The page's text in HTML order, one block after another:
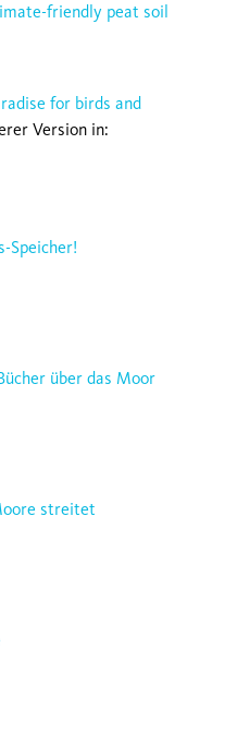
friendly peat soil
for birds and
Version in:
Speicher!
über das Moor
streitet